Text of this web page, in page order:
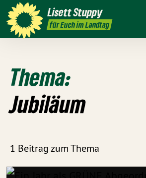
LisettStuppy
für Euch im Landtag
Termine
Über mich Positionen
Thema:
Jubiläum
1 Beitrag zum Thema